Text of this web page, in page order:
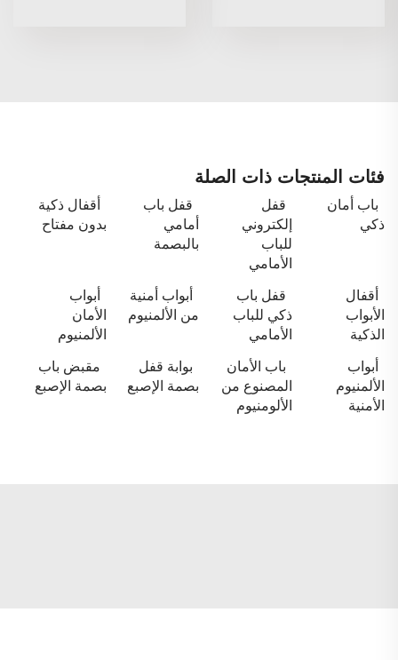
فئات المنتجات ذات الصلة
باب أمان
ذكي
قفل
إلكتروني
للباب
الأمامي
قفل باب
أمامي
بالبصمة
أقفال ذكية
بدون مفتاح
أقفال
الأبواب
الذكية
قفل باب
ذكي للباب
الأمامي
أبواب أمنية
من الألمنيوم
أبواب
الأمان
الألمنيوم
أبواب
الألمنيوم
الأمنية
باب الأمان
المصنوع من
الألومنيوم
بوابة قفل
بصمة الإصبع
مقبض باب
بصمة الإصبع